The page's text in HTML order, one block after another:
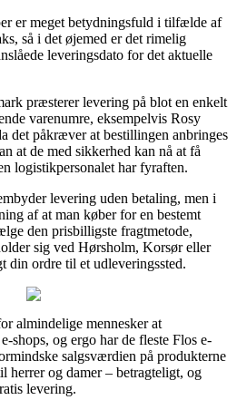
er meget betydningsfuld i tilfælde af
så i det øjemed er det rimelig
leveringsdato for det aktuelle
præsterer levering på blot en enkelt
varenumre, eksempelvis Rosy
det påkræver at bestillingen anbringes
at de med sikkerhed kan nå at få
logistikpersonalet har fyraften.
levering uden betaling, men i
af at man køber for en bestemt
den prisbilligste fragtmetode,
sig ved Hørsholm, Korsør eller
din ordre til et udleveringssted.
almindelige mennesker at
shops, og ergo har de fleste Flos e-
salgsværdien på produkterne
herrer og damer – betragteligt, og
levering.